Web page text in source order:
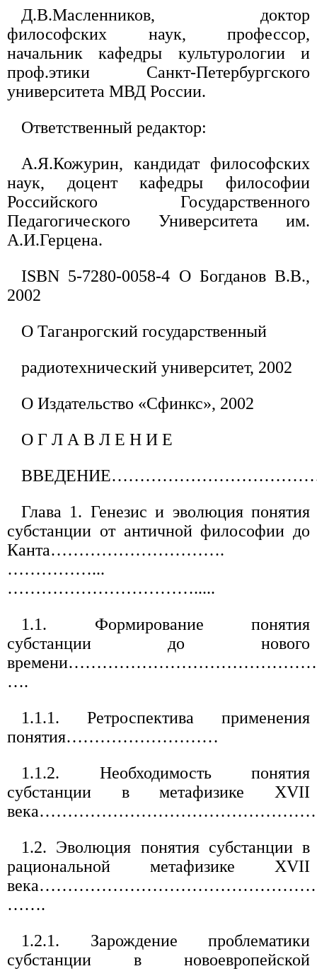
Д.В.Масленников, доктор
философских наук, профессор,
начальник кафедры культурологии и
проф.этики Санкт-Петербургского
университета МВД России.
Ответственный редактор:
А.Я.Кожурин, кандидат философских
наук, доцент кафедры философии
Российского Государственного
Педагогического Университета им.
А.И.Герцена.
ISBN 5-7280-0058-4 O Богданов В.В.,
2002
O Таганрогский государственный
радиотехнический университет, 2002
O Издательство «Сфинкс», 2002
О Г Л А В Л Е Н И Е
Глава 1. Генезис и эволюция понятия
субстанции от античной философии до
Канта………………………….
……………...
…………………………….....
1.1. Формирование понятия
субстанции до нового
….
1.1.1. Ретроспектива применения
понятия………………………
1.1.2. Необходимость понятия
субстанции в метафизике XVII
1.2. Эволюция понятия субстанции в
рациональной метафизике XVII
…….
1.2.1. Зарождение проблематики
субстанции в новоевропейской